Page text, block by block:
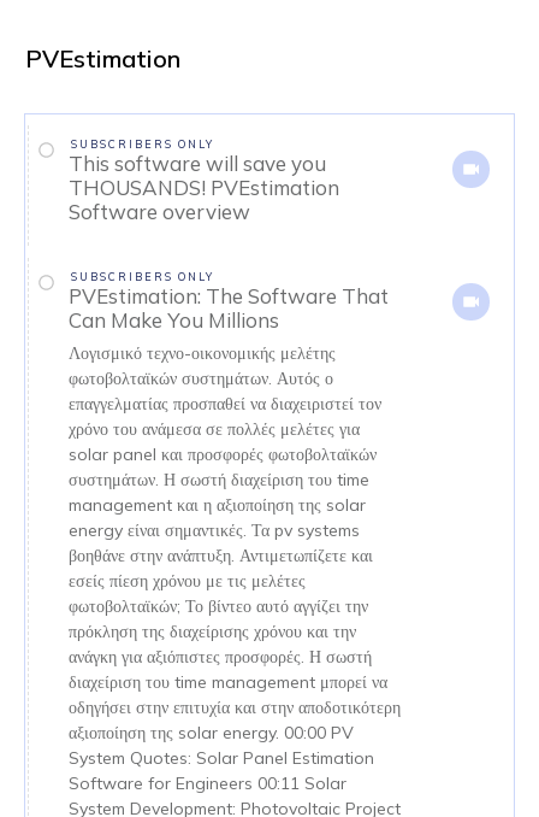
PVEstimation
SUBSCRIBERS ONLY
This software will save you
THOUSANDS! PVEstimation
Software overview
SUBSCRIBERS ONLY
PVEstimation: The Software That
Can Make You Millions
Λογισμικό τεχνο-οικονομικής μελέτης
φωτοβολταϊκών συστημάτων. Αυτός ο
επαγγελματίας προσπαθεί να διαχειριστεί τον
χρόνο του ανάμεσα σε πολλές μελέτες για
solar panel και προσφορές φωτοβολταϊκών
συστημάτων. Η σωστή διαχείριση του time
management και η αξιοποίηση της solar
energy είναι σημαντικές. Τα pv systems
βοηθάνε στην ανάπτυξη. Αντιμετωπίζετε και
εσείς πίεση χρόνου με τις μελέτες
φωτοβολταϊκών; Το βίντεο αυτό αγγίζει την
πρόκληση της διαχείρισης χρόνου και την
ανάγκη για αξιόπιστες προσφορές. Η σωστή
διαχείριση του time management μπορεί να
οδηγήσει στην επιτυχία και στην αποδοτικότερη
αξιοποίηση της solar energy. 00:00 PV
System Quotes: Solar Panel Estimation
Software for Engineers 00:11 Solar
System Development: Photovoltaic Project